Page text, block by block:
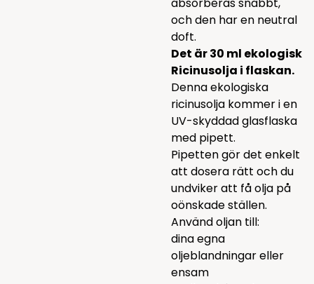
och den har en neutral
doft.
Det är 30 ml ekologisk
Ricinusolja i flaskan.
Denna ekologiska
ricinusolja kommer i en
UV-skyddad glasflaska
med pipett.
Pipetten gör det enkelt
att dosera rätt och du
undviker att få olja på
oönskade ställen.
Använd oljan till:
dina egna
oljeblandningar eller
ensam